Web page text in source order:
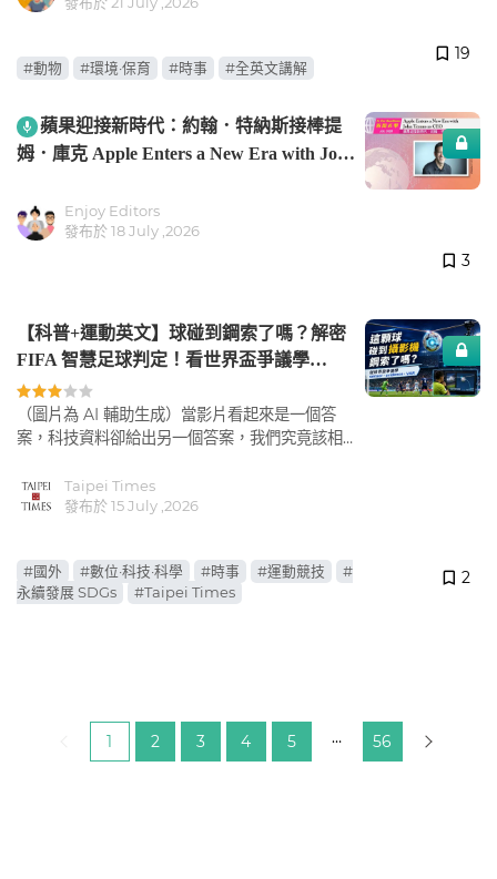
#動物 #環境·保育 #時事 #全英文講解
19
蘋果迎接新時代：約翰．特納斯接棒提
姆．庫克 Apple Enters a New Era with John
Enjoy Editors
發布於 18 July ,2026
3
【科普+運動英文】球碰到鋼索了嗎？解密
FIFA 智慧足球判定！看世界盃爭議學
VAR、sensor 等實用新聞英文
（圖片為 AI 輔助生成）當影片看起來是一個答
案，科技資料卻給出另一個答案，我們究竟該相信
Taipei Times
發布於 15 July ,2026
#國外 #數位·科技·科學 #時事 #運動競技
#
永續發展 SDGs
#Taipei Times
2
目前頁碼：
1 2 3 4 5 56